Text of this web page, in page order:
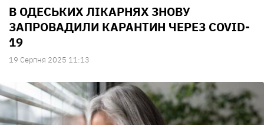
В ОДЕСЬКИХ ЛІКАРНЯХ ЗНОВУ
ЗАПРОВАДИЛИ КАРАНТИН ЧЕРЕЗ COVID-
19
19 Серпня 2025 11:13